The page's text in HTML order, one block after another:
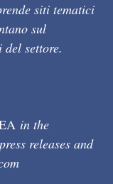
siti tematici
sul
settore.
in the
releases and